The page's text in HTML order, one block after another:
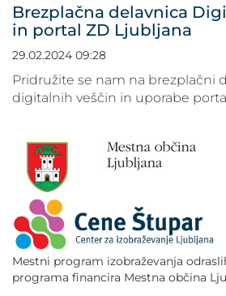
OZNAČI NASLOVE
OZNAČI POVEZAVE
ZEMLJEVID STRANI
IZJAVA O DOSTOPNOSTI
Brezplačna delavnica
in portal ZD Ljubljana
29.02.2024 09:28
Pridružite se nam na brezplačni
digitalnih veščin in uporabe
Mestni program izobraževanja
programa financira Mestna občina